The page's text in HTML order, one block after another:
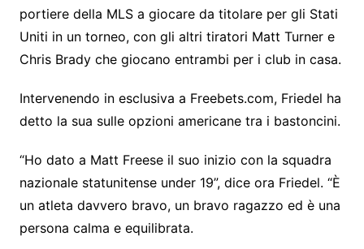
portiere della MLS a giocare da titolare per gli Stati
Uniti in un torneo, con gli altri tiratori Matt Turner e
Chris Brady che giocano entrambi per i club in casa.
Intervenendo in esclusiva a Freebets.com, Friedel ha
detto la sua sulle opzioni americane tra i bastoncini.
“Ho dato a Matt Freese il suo inizio con la squadra
nazionale statunitense under 19”, dice ora Friedel. “È
un atleta davvero bravo, un bravo ragazzo ed è una
persona calma e equilibrata.